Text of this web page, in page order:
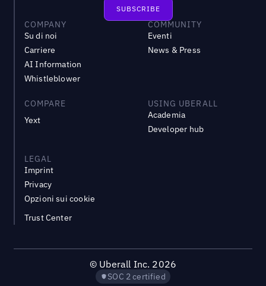
COMPANY
Su di noi
Carriere
AI Information
Whistleblower
COMMUNITY
Eventi
News & Press
COMPARE
Yext
USING UBERALL
Academia
Developer hub
LEGAL
Imprint
Privacy
Opzioni sui cookie
Trust Center
© Uberall Inc. 2026
SOC 2 certified